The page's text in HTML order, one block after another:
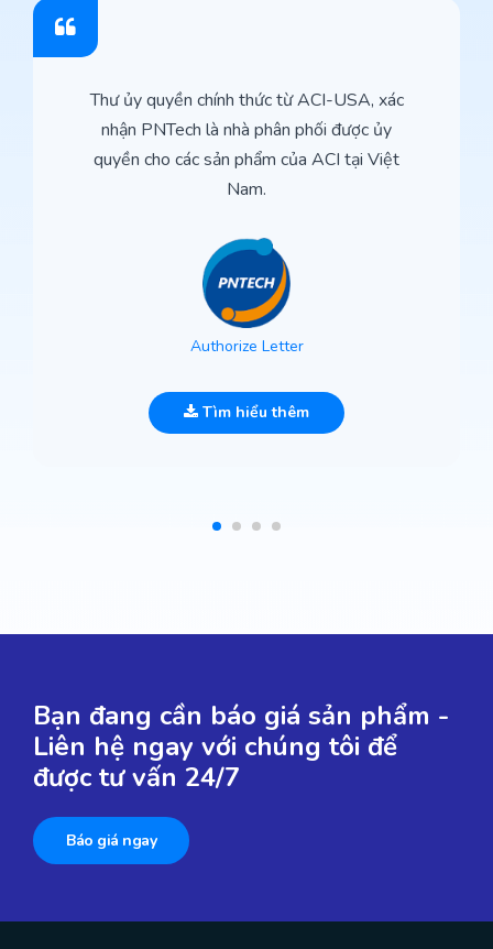
Thư ủy quyền chính thức từ ACI-USA, xác
nhận PNTech là nhà phân phối được ủy
quyền cho các sản phẩm của ACI tại Việt
Nam.
Authorize Letter
Tìm hiểu thêm
Bạn đang cần báo giá sản phẩm -
Liên hệ ngay với chúng tôi để
được tư vấn 24/7
Báo giá ngay